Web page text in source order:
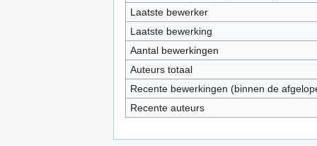
Laatste bewerker
Laatste bewerking
Aantal bewerkingen
Auteurs totaal
Recente bewerkingen (binnen de
Recente auteurs